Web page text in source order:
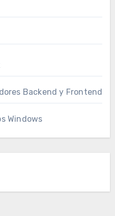
Backend y Frontend
Windows